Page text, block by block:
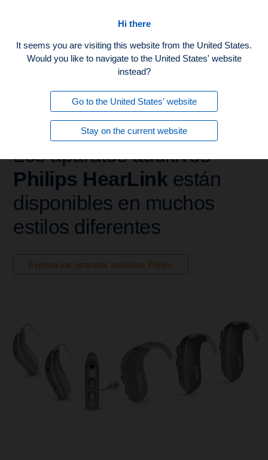
Hi there
It seems you are visiting this website from the United States.
Would you like to navigate to the United States' website
instead?
Go to the United States' website
Stay on the current website
Los aparatos auditivos
Philips HearLink están
disponibles en muchos
estilos diferentes
Explora los aparatos auditivos Philips